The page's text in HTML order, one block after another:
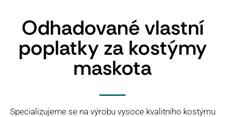
Odhadované vlastní
poplatky za kostýmy
maskota
Specializujeme se na výrobu vysoce kvalitního kostýmu